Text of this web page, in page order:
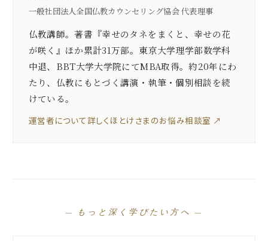
一般社団法人全国仏教カウンセリング協会 代表理事
仏教講師。著書『幸せのタネをまくと、幸せの花
が咲く』ほか累計31万部。東京大学理学部数学科
中退、BBT大学大学院にてMBA取得。約20年にわ
たり、仏教にもとづく講演・執筆・個別相談を続
けている。
運営者について詳しく ほとけさまのお悩み相談室 ↗
— もっと深く学びたい方へ —